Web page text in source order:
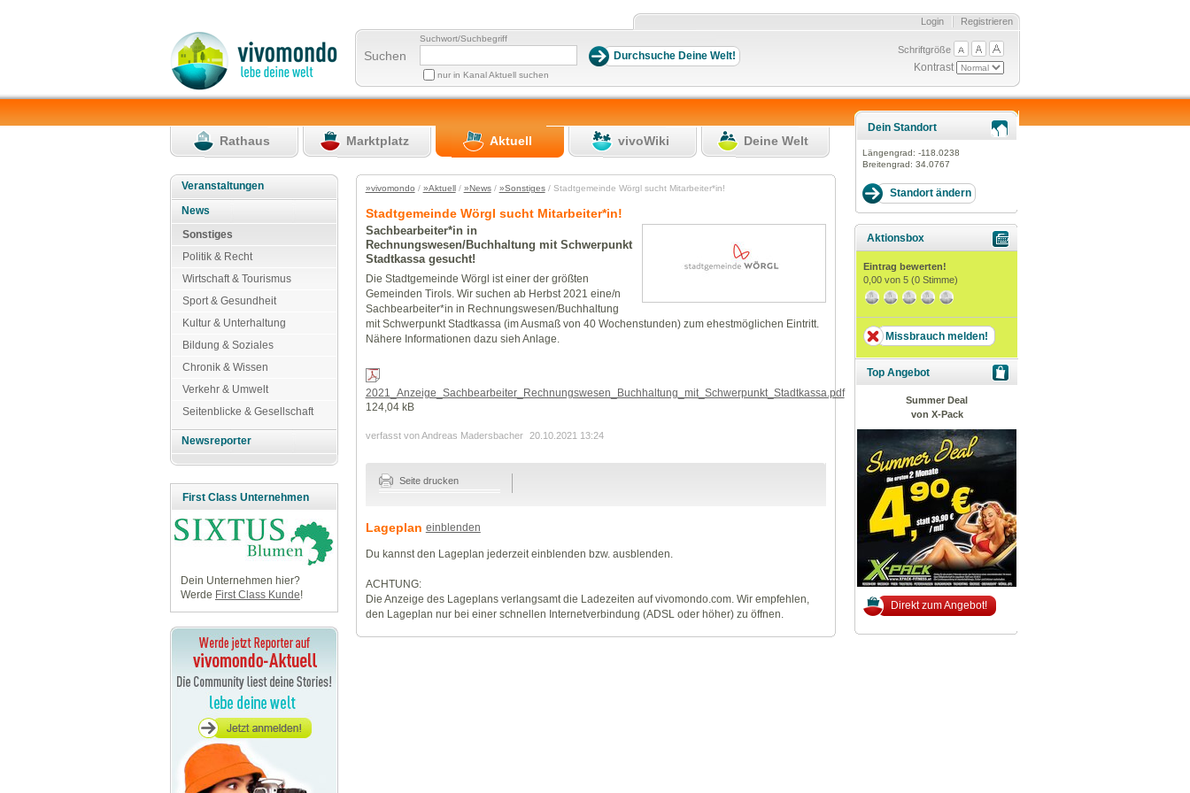
Registrieren
Login
Suchen
Suchwort/Suchbegriff
nur in Kanal Aktuell suchen
Schriftgröße
Kontrast
Rathaus Marktplatz Aktuell vivoWiki Deine Welt
Veranstaltungen
News
Sonstiges
Politik & Recht
Wirtschaft & Tourismus
Sport & Gesundheit
Kultur & Unterhaltung
Bildung & Soziales
Chronik & Wissen
Verkehr & Umwelt
Seitenblicke & Gesellschaft
Newsreporter
First Class Unternehmen
Dein Unternehmen hier?
Werde First Class Kunde!
»vivomondo / »Aktuell/ »News/ »Sonstiges/ Stadtgemeinde Wörgl sucht Mitarbeiter*in!
Stadtgemeinde Wörgl sucht Mitarbeiter*in!
Sachbearbeiter*in in
Rechnungswesen/Buchhaltung mit Schwerpunkt
Stadtkassa gesucht!
Die Stadtgemeinde Wörgl ist einer der größten
Gemeinden Tirols. Wir suchen ab Herbst 2021 eine/n
Sachbearbeiter*in in Rechnungswesen/Buchhaltung
mit Schwerpunkt Stadtkassa (im Ausmaß von 40 Wochenstunden) zum ehestmöglichen Eintritt.
Nähere Informationen dazu sieh Anlage.
2021_Anzeige_Sachbearbeiter_Rechnungswesen_Buchhaltung_mit_Schwerpunkt_Stadtkassa.pdf
124,04 kB
verfasst von Andreas Madersbacher 20.10.2021 13:24
Seite drucken
Lageplan einblenden
Du kannst den Lageplan jederzeit einblenden bzw. ausblenden.
ACHTUNG:
Die Anzeige des Lageplans verlangsamt die Ladezeiten auf vivomondo.com. Wir empfehlen,
den Lageplan nur bei einer schnellen Internetverbindung (ADSL oder höher) zu öffnen.
Dein Standort
Längengrad: -118.0238
Breitengrad: 34.0767
Aktionsbox
Eintrag bewerten!
0,00 von 5 (0 Stimme)
Missbrauch melden!
Top Angebot
Summer Deal
von X-Pack
Direkt zum Angebot!